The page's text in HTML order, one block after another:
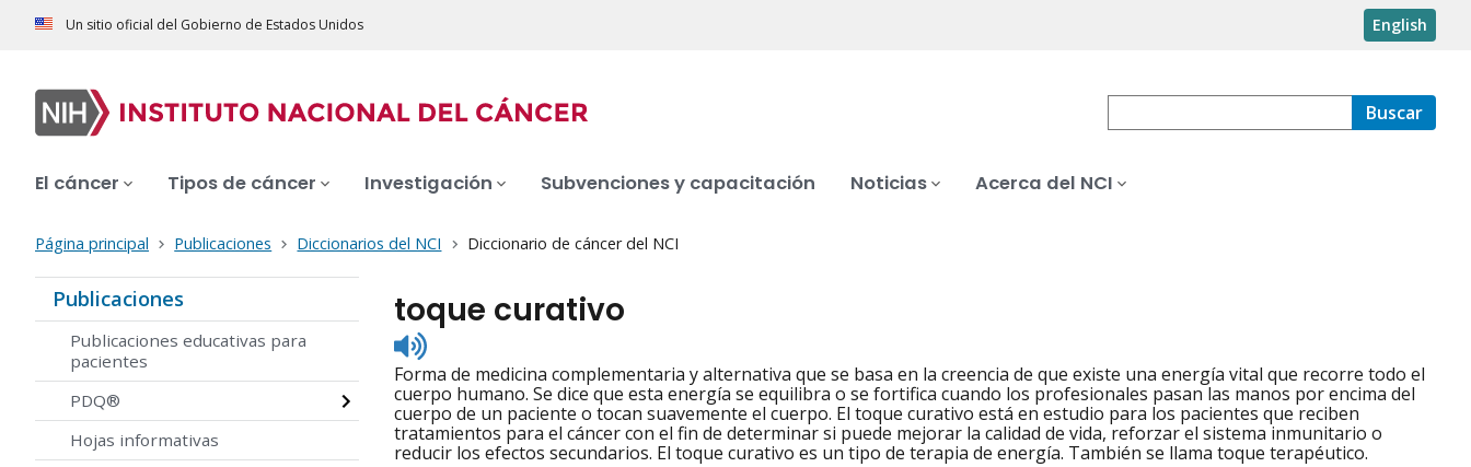
Un sitio oficial del Gobierno de Estados Unidos English
Buscar
El cáncer Tipos de cáncer Investigación Subvenciones y capacitación Noticias Acerca del NCI
Página principal Publicaciones Diccionarios del NCI Diccionario de cáncer del NCI
Publicaciones
Publicaciones educativas para
pacientes
PDQ®
Hojas informativas
toque curativo
Listen
to
pronunciation
Forma de medicina complementaria y alternativa que se basa en la creencia de que existe una energía vital que recorre todo el
cuerpo humano. Se dice que esta energía se equilibra o se fortifica cuando los profesionales pasan las manos por encima del
cuerpo de un paciente o tocan suavemente el cuerpo. El toque curativo está en estudio para los pacientes que reciben
tratamientos para el cáncer con el fin de determinar si puede mejorar la calidad de vida, reforzar el sistema inmunitario o
reducir los efectos secundarios. El toque curativo es un tipo de terapia de energía. También se llama toque terapéutico.